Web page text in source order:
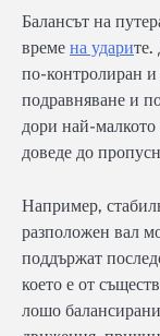
Балансът на
време на ударите.
по-контролиран
подравняване и
дори най-
доведе до
Например,
разположен вал
поддържат
което е от
лошо